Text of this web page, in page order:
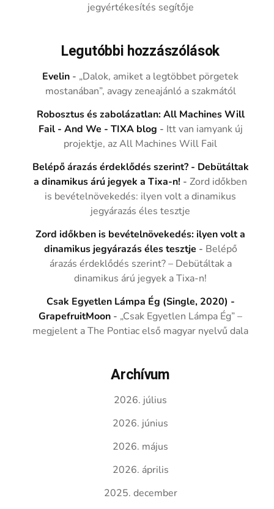
jegyértékesítés segítője
Legutóbbi hozzászólások
Evelin - „Dalok, amiket a legtöbbet pörgetek
mostanában”, avagy zeneajánló a szakmától
Robosztus és zabolázatlan: All Machines Will
Fail - And We - TIXA blog - Itt van iamyank új
projektje, az All Machines Will Fail
Belépő árazás érdeklődés szerint? - Debütáltak
a dinamikus árú jegyek a Tixa-n! -Zord időkben
is bevételnövekedés: ilyen volt a dinamikus
jegyárazás éles tesztje
Zord időkben is bevételnövekedés: ilyen volt a
dinamikus jegyárazás éles tesztje - Belépő
árazás érdeklődés szerint? – Debütáltak a
dinamikus árú jegyek a Tixa-n!
Csak Egyetlen Lámpa Ég (Single, 2020) -
GrapefruitMoon - „Csak Egyetlen Lámpa Ég” –
megjelent a The Pontiac első magyar nyelvű dala
Archívum
2026. július
2026. június
2026. május
2026. április
2025. december